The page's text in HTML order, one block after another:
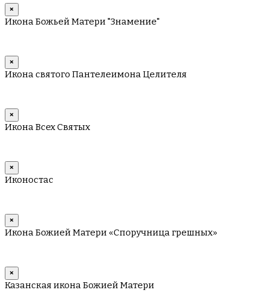
×
Икона Божьей Матери "Знамение"
×
Икона святого Пантелеимона Целителя
×
Икона Всех Святых
×
Иконостас
×
Икона Божией Матери «Споручница грешных»
×
Казанская икона Божией Матери